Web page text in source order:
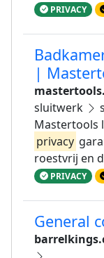
PRIVACY
|
sluitwerk
Mastertools
privacy
roestvrij en
PRIVACY
General